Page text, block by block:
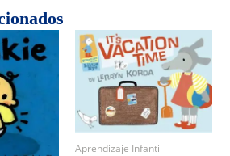
Aprendizaje Infantil